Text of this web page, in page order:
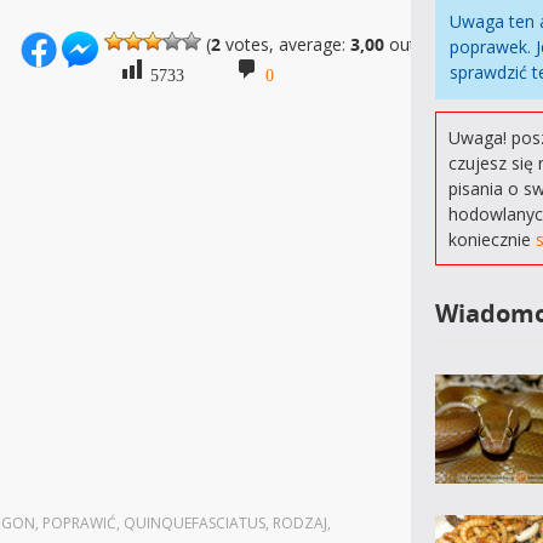
(2votes, average: 3,00out of 5)
5733 0
, POPRAWIĆ, QUINQUEFASCIATUS, RODZAJ,
Uwaga ten
poprawek.
sprawdzić
Uwaga!
czujesz się
pisania o
koniecznie